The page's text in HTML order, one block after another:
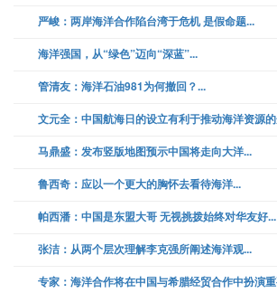
严峻：两岸海洋合作陷台湾于危机 是假命题...
海洋强国，从“绿色”迈向“深蓝”...
管清友：海洋石油981为何撤回？...
马鼎盛：发布竖版地图预示中国将走向大洋...
鲁西奇：应以一个更大的胸怀去看待海洋...
帕西潘：中国是东盟大哥 无视挑拨始终对华友好...
张洁：从两个层次理解李克强所阐述海洋观...